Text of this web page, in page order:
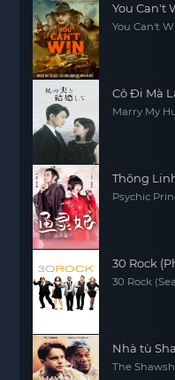
You Can't
You Can't
Cô Đi Mà
Marry My
Thông
Psychic
30 Rock
30 Rock
Nhà tù
The